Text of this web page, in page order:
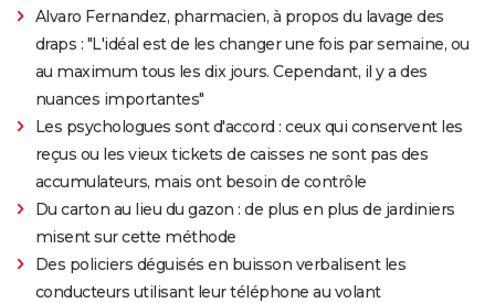
Alvaro Fernandez, pharmacien, à propos du lavage des
draps : "L'idéal est de les changer une fois par semaine, ou
au maximum tous les dix jours. Cependant, il y a des
nuances importantes"
Les psychologues sont d'accord : ceux qui conservent les
reçus ou les vieux tickets de caisses ne sont pas des
accumulateurs, mais ont besoin de contrôle
Du carton au lieu du gazon : de plus en plus de jardiniers
misent sur cette méthode
Des policiers déguisés en buisson verbalisent les
conducteurs utilisant leur téléphone au volant